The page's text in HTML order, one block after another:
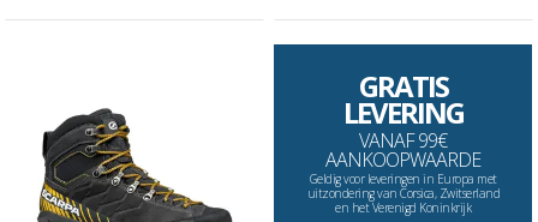
GRATIS
LEVERING
VANAF 99€
AANKOOPWAARDE
Geldig voor leveringen in Europa met
uitzondering van Corsica, Zwitserland
en het Verenigd Koninkrijk